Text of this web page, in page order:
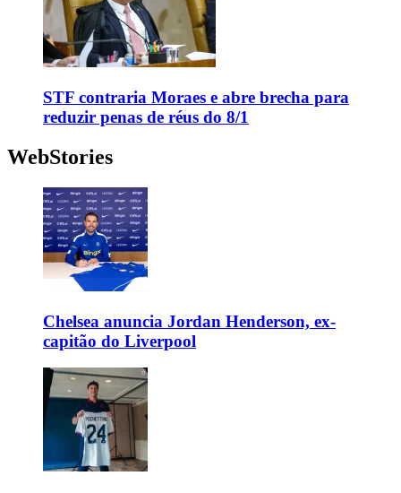
STF contraria Moraes e abre brecha para
reduzir penas de réus do 8/1
WebStories
Chelsea anuncia Jordan Henderson, ex-
capitão do Liverpool